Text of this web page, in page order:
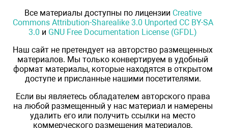
Все материалы доступны по лицензии Creative
Commons Attribution-Sharealike 3.0 Unported CC BY-SA
3.0 и GNU Free Documentation License (GFDL)
Наш сайт не претендует на авторство размещенных
материалов. Мы только конвертируем в удобный
формат материалы, которые находятся в открытом
доступе и присланные нашими посетителями.
Если вы являетесь обладателем авторского права
на любой размещенный у нас материал и намерены
удалить его или получить ссылки на место
коммерческого размещения материалов,